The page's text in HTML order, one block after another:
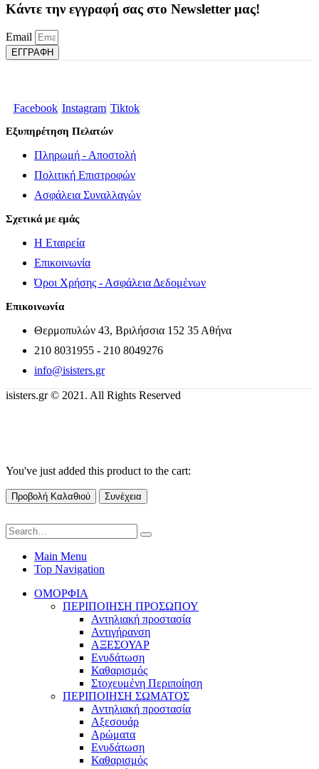
Κάντε την εγγραφή σας στο Newsletter μας!
Email
ΕΓΓΡΑΦΗ
Facebook Instagram Tiktok
Εξυπηρέτηση Πελατών
Πληρωμή - Αποστολή
Πολιτική Επιστροφών
Ασφάλεια Συναλλαγών
Σχετικά με εμάς
Η Εταιρεία
Επικοινωνία
Όροι Χρήσης - Ασφάλεια Δεδομένων
Επικοινωνία
Θερμοπυλών 43, Βριλήσσια 152 35 Αθήνα
210 8031955 - 210 8049276
info@isisters.gr
isisters.gr © 2021. All Rights Reserved
You've just added this product to the cart:
Προβολή Καλαθιού Συνέχεια
Main Menu
Top Navigation
ΟΜΟΡΦΙΑ
ΠΕΡΙΠΟΙΗΣΗ ΠΡΟΣΩΠΟΥ
Αντηλιακή προστασία
Αντιγήρανση
ΑΞΕΣΟΥΑΡ
Ενυδάτωση
Καθαρισμός
Στοχευμένη Περιποίηση
ΠΕΡΙΠΟΙΗΣΗ ΣΩΜΑΤΟΣ
Αντηλιακή προστασία
Αξεσουάρ
Αρώματα
Ενυδάτωση
Καθαρισμός